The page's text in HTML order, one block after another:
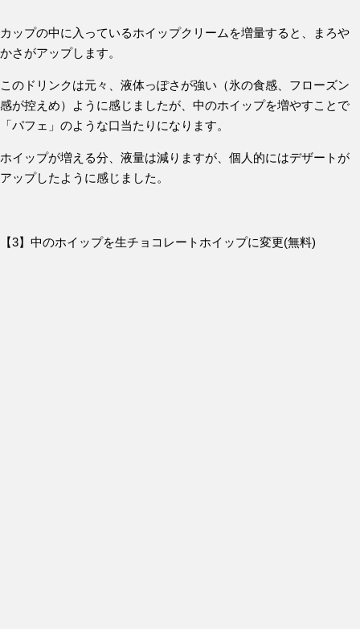
カップの中に入っているホイップクリームを増量すると、まろや
かさがアップします。
このドリンクは元々、液体っぽさが強い（氷の食感、フローズン
感が控えめ）ように感じましたが、中のホイップを増やすことで
「パフェ」のような口当たりになります。
ホイップが増える分、液量は減りますが、個人的にはデザートが
アップしたように感じました。
【3】中のホイップを生チョコレートホイップに変更(無料)